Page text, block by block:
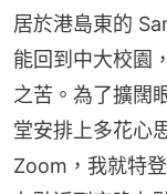
居於港島東的
能回到中大校園
之苦。為了擴闊
堂安排上多花心
Zoom，我就特